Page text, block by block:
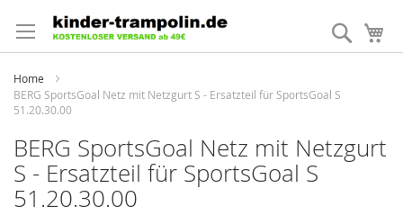
zum
Inhalt
Suche
Home
BERG SportsGoal Netz mit Netzgurt S - Ersatzteil für SportsGoal S
51.20.30.00
BERG SportsGoal Netz mit Netzgurt
S - Ersatzteil für SportsGoal S
51.20.30.00